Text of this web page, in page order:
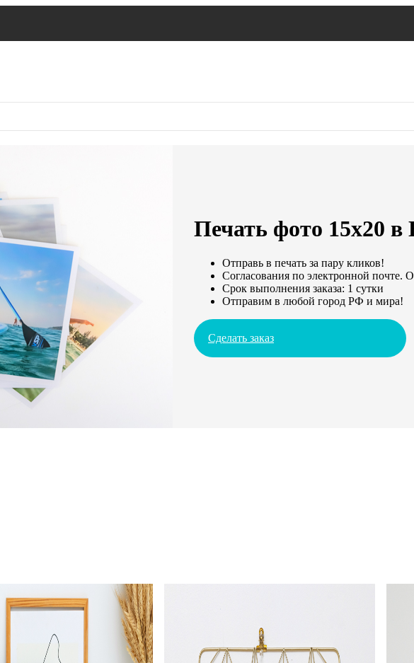
Печать фото 15х20
Отправь в печать за пару кликов!
Согласования по электронной почте.
Срок выполнения заказа: 1 сутки
Отправим в любой город РФ и мира!
Сделать заказ